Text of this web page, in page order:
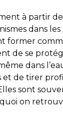
à partir de
dans les
former
de se
dans
et de tirer
sont
on